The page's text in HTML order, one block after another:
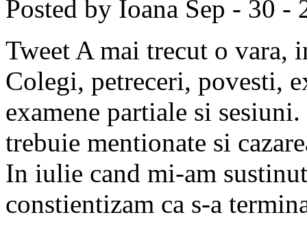
Posted by Ioana Sep - 30 -
Tweet A mai trecut o vara,
Colegi, petreceri, povesti,
examene partiale si
trebuie mentionate si
In iulie cand mi-am
constientizam ca s-a